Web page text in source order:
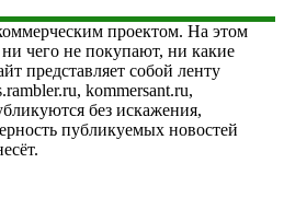
проектом. На этом
чего не покупают, ни какие
представляет собой ленту
kommersant.ru,
без искажения,
публикуемых новостей